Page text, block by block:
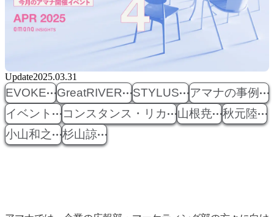
Update2025.03.31
EVOKE GreatRIVER STYLUS
アマナの事例
イベント
コンスタンス・リカ 山根尭
秋元陸
小山和之
杉山諒